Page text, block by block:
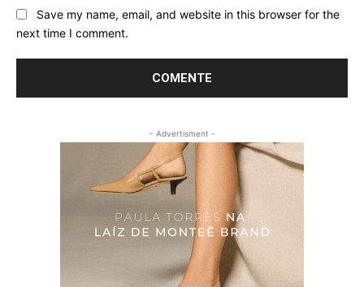
Save my name, email, and website in this browser for the
next time I comment.
- Advertisment -